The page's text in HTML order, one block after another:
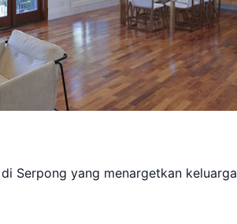
Serpong yang menargetkan keluarga